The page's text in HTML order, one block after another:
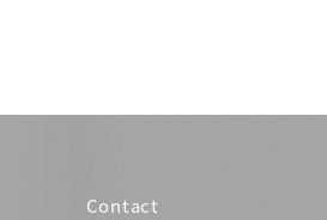
Contact